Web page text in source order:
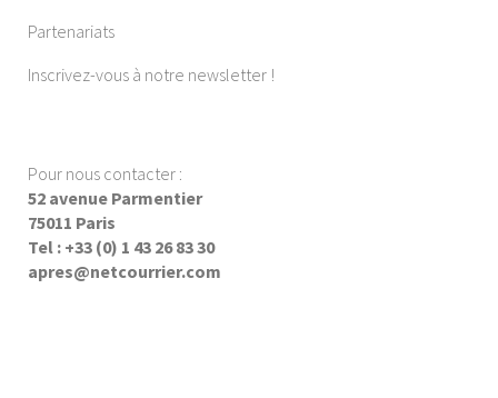
Partenariats
Inscrivez-vous à notre newsletter !
Pour nous contacter :
52 avenue Parmentier
75011 Paris
Tel : +33 (0) 1 43 26 83 30
apres@netcourrier.com